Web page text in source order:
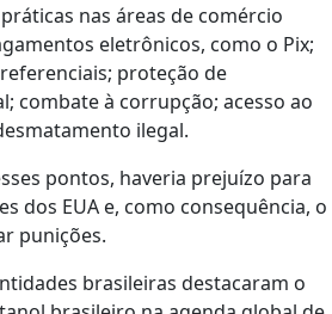
nas áreas de comércio
eletrônicos, como o Pix;
proteção de
combate à corrupção; acesso ao
ilegal.
pontos, haveria prejuízo para
dos EUA e, como consequência, o
punições.
brasileiras destacaram o